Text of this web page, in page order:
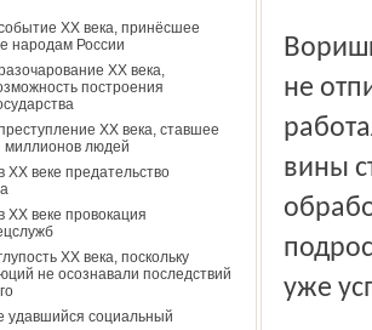
ХХ века, принёсшее
народам России
ХХ века,
построения
ХХ века, ставшее
миллионов людей
ХХ веке предательство
ХХ веке провокация
ХХ века, поскольку
не осознавали последствий
удавшийся социальный
Воришки-поджигатели, одному 14, другому 16 лет, долго
не
вины
уже